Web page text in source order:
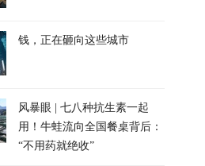
钱，正在砸向这些城市
风暴眼 | 七八种抗生素一起
用！牛蛙流向全国餐桌背后：
“不用药就绝收”